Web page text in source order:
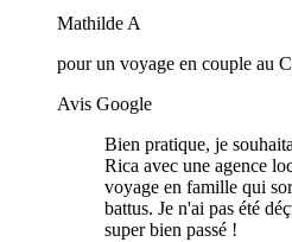
Mathilde A
pour un voyage en couple au
Avis Google
Bien pratique, je
Rica avec une agence
voyage en famille qui
battus. Je n'ai pas été
super bien passé !